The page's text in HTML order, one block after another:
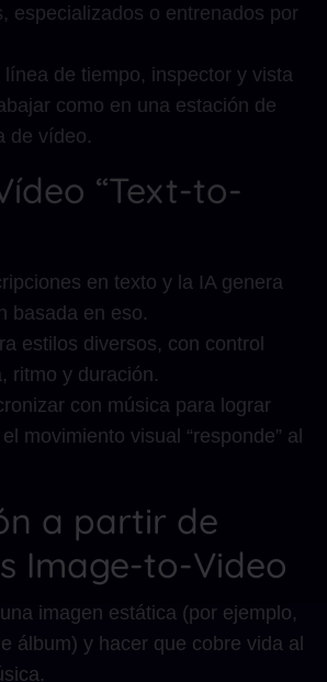
especializados o entrenados por
línea de tiempo, inspector y vista
como en una estación de
de vídeo.
“Text-to-
en texto y la IA genera
basada en eso.
estilos diversos, con control
ritmo y duración.
con música para lograr
movimiento visual “responde” al
a partir de
Image-to-Video
imagen estática (por ejemplo,
álbum) y hacer que cobre vida al